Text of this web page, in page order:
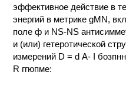
эффективное действие в
энергий в метрике gMN,
поле ф и NS-NS
и (или) гетеротической
измерений D = d А- I
R ггюпме: